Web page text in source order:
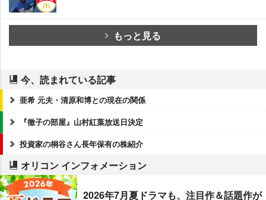
もっと見る
今、読まれている記事
亜希 元夫・清原和博との現在の関係
『徹子の部屋』山村紅葉放送日決定
投資家の桐谷さん長年保有の株紹介
オリコン インフォメーション
2026年7月夏ドラマも、注目作＆話題作が